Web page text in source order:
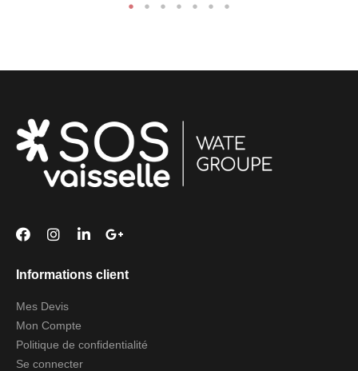
Informations client
Mes Devis
Mon Compte
Politique de confidentialité
Se connecter